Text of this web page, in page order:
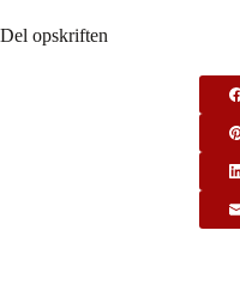
Del opskriften